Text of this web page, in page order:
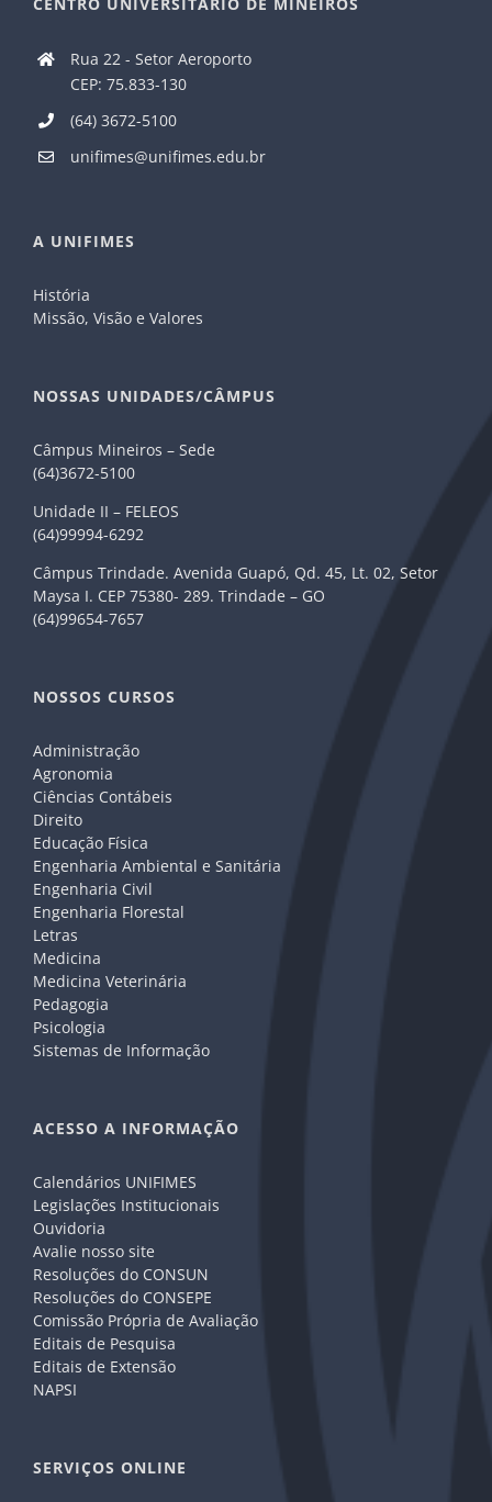
CENTRO UNIVERSITÁRIO DE MINEIROS
Rua 22 - Setor Aeroporto
CEP: 75.833-130
(64) 3672-5100
unifimes@unifimes.edu.br
A UNIFIMES
História
Missão, Visão e Valores
NOSSAS UNIDADES/CÂMPUS
Câmpus Mineiros – Sede
(64)3672-5100
Unidade II – FELEOS
(64)99994-6292
Câmpus Trindade. Avenida Guapó, Qd. 45, Lt. 02, Setor
Maysa I. CEP 75380- 289. Trindade – GO
(64)99654-7657
NOSSOS CURSOS
Administração
Agronomia
Ciências Contábeis
Direito
Educação Física
Engenharia Ambiental e Sanitária
Engenharia Civil
Engenharia Florestal
Letras
Medicina
Medicina Veterinária
Pedagogia
Psicologia
Sistemas de Informação
ACESSO A INFORMAÇÃO
Calendários UNIFIMES
Legislações Institucionais
Ouvidoria
Avalie nosso site
Resoluções do CONSUN
Resoluções do CONSEPE
Comissão Própria de Avaliação
Editais de Pesquisa
Editais de Extensão
NAPSI
SERVIÇOS ONLINE